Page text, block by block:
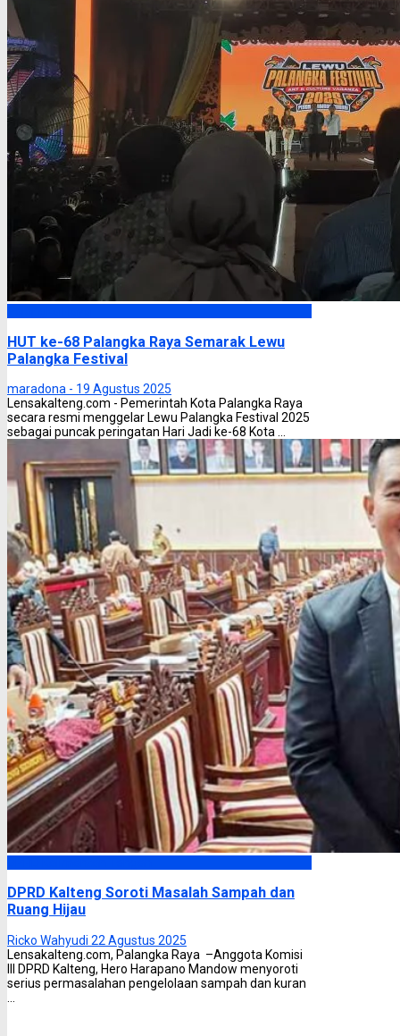
HUT ke-68 Palangka Raya Semarak Lewu
Palangka Festival
maradona - 19 Agustus 2025
Lensakalteng.com - Pemerintah Kota Palangka Raya
secara resmi menggelar Lewu Palangka Festival 2025
sebagai puncak peringatan Hari Jadi ke-68 Kota ...
DPRD Kalteng Soroti Masalah Sampah dan
Ruang Hijau
Ricko Wahyudi 22 Agustus 2025
Lensakalteng.com, Palangka Raya –Anggota Komisi
III DPRD Kalteng, Hero Harapano Mandow menyoroti
serius permasalahan pengelolaan sampah dan kuran